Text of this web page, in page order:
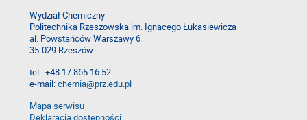
Wydział Chemiczny
Politechnika Rzeszowska im. Ignacego Łukasiewicza
al. Powstańców Warszawy 6
35-029 Rzeszów
tel.: +48 17 865 16 52
e-mail:chemia@prz.edu.pl
Mapa serwisu
Deklaracja dostępności